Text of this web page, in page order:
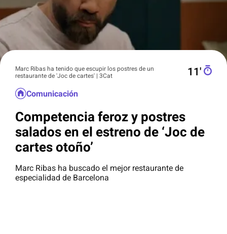
Marc Ribas ha tenido que escupir los postres de un
restaurante de 'Joc de cartes' | 3Cat
11′
Comunicación
Competencia feroz y postres
salados en el estreno de ‘Joc de
cartes otoño’
Marc Ribas ha buscado el mejor restaurante de
especialidad de Barcelona